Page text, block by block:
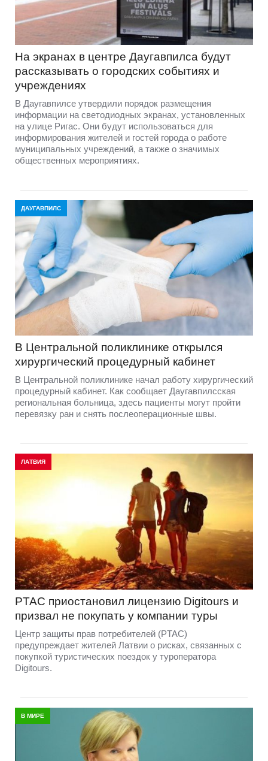
На экранах в центре Даугавпилса будут
рассказывать о городских событиях и
учреждениях
В Даугавпилсе утвердили порядок размещения
информации на светодиодных экранах, установленных
на улице Ригас. Они будут использоваться для
информирования жителей и гостей города о работе
муниципальных учреждений, а также о значимых
общественных мероприятиях.
ДАУГАВПИЛС
В Центральной поликлинике открылся
хирургический процедурный кабинет
В Центральной поликлинике начал работу хирургический
процедурный кабинет. Как сообщает Даугавпилсская
региональная больница, здесь пациенты могут пройти
перевязку ран и снять послеоперационные швы.
ЛАТВИЯ
PTAC приостановил лицензию Digitours и
призвал не покупать у компании туры
Центр защиты прав потребителей (PTAC)
предупреждает жителей Латвии о рисках, связанных с
покупкой туристических поездок у туроператора
Digitours.
В МИРЕ